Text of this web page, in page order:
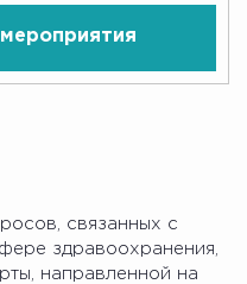
связанных с
здравоохранения,
направленной на